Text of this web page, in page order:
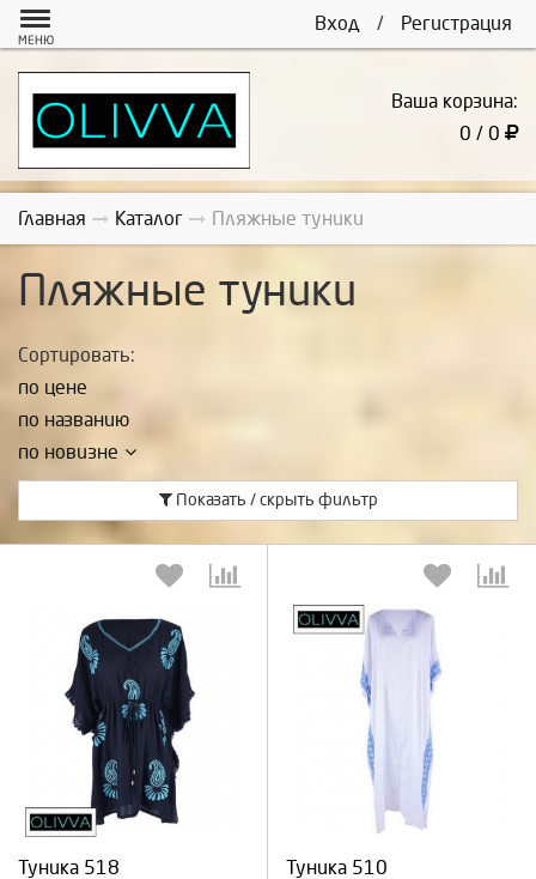
Вход / Регистрация
МЕНЮ
Ваша корзина:
0 / 0
Главная Каталог Пляжные туники
Пляжные туники
Сортировать:
по цене
по названию
по новизне
Показать / скрыть фильтр
Туника 518
Выберите количество:
Продолжить Отмена
Туника 510
Выберите количество:
Продолжить